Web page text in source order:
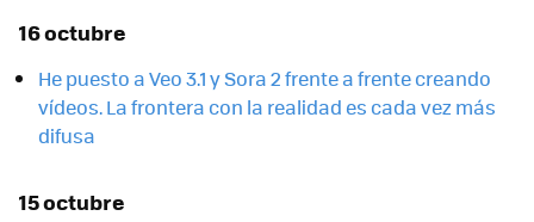
16 octubre
He puesto a Veo 3.1 y Sora 2 frente a frente creando
vídeos. La frontera con la realidad es cada vez más
difusa
15 octubre